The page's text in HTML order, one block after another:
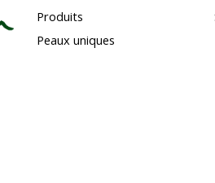
Produits
Peaux uniques